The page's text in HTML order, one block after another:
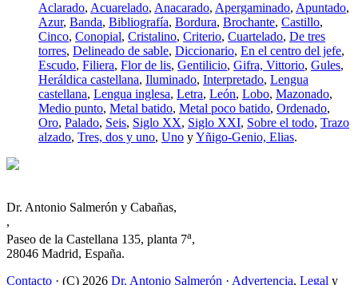
Aclarado, Acuarelado, Anacarado, Apergaminado, Apuntado,
Azur, Banda, Bibliografía, Bordura, Brochante, Castillo,
Cinco, Conopial, Cristalino, Criterio, Cuartelado, De tres
torres, Delineado de sable, Diccionario, En el centro del jefe,
Escudo, Filiera, Flor de lis, Gentilicio, Gifra, Vittorio, Gules,
Heráldica castellana, Iluminado, Interpretado, Lengua
castellana, Lengua inglesa, Letra, León, Lobo, Mazonado,
Medio punto, Metal batido, Metal poco batido, Ordenado,
Oro, Palado, Seis, Siglo XX, Siglo XXI, Sobre el todo, Trazo
alzado, Tres, dos y uno, Uno yYñigo-Genio, Elias.
Dr. Antonio Salmerón y Cabañas,
,
Paseo de la Castellana 135, planta 7a,
28046 Madrid, España.
Contacto · (C) 2026 Dr. Antonio Salmerón · Advertencia, Legal y